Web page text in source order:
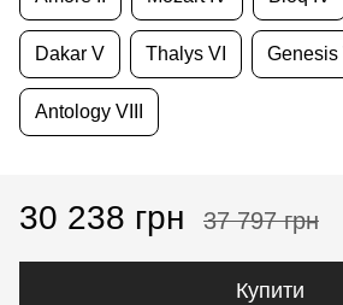
Dakar V Thalys VI Genesis
Antology VIII
30 238 грн 37 797 грн
Купити